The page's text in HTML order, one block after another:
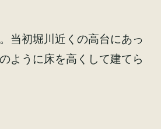
当初堀川近くの高台にあっ
ように床を高くして建てら